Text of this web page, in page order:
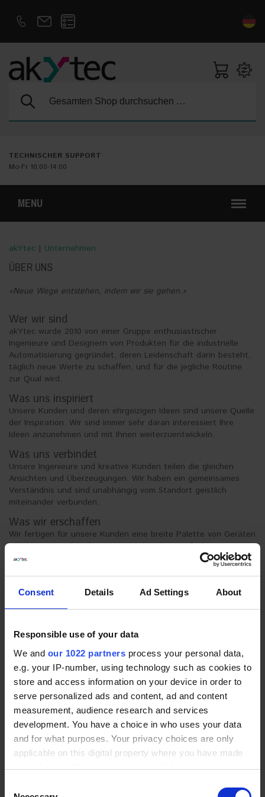
Consent Details Ad Settings About
Responsible use of your data
We and our 1022 partners process your personal data,
e.g. your IP-number, using technology such as cookies to
store and access information on your device in order to
serve personalized ads and content, ad and content
measurement, audience research and services
development. You have a choice in who uses your data
and for what purposes. Your privacy choices are only
applicable on this digital property where you have made
your choices. You can change or withdraw your consent
Suche:
TECHNISCHER SUPPORT
Mo-Fr 10:00-14:00
MENU
akYtec | Unternehmen
ÜBER UNS
«Neue Wege entstehen, indem wir sie gehen.»
Wer wir sind
akYtec wurde 2010 von einer Gruppe enthusiastischer
Ingenieure und Designern von Produkten für die industrielle
Automatisierung gegründet, deren Leidenschaft darin besteht,
täglich neue Werte zu schaffen, und für die jegliche Routine
zur Qual wird.
Was uns inspiriert
Unsere Kunden und deren ehrgeizigen Ideen sind unsere Quelle
der Inspiration. Wir sind immer sehr daran interessiert Ihre
Ideen anzunehmen und mit Ihnen weiterzuentwickeln.
Was uns verbindet
Unsere Ingenieure und kreative Kunden teilen die gleichen
Ansichten und Überzeugungen. Wir haben ein gemeinsames
Verständnis und sind unabhängig vom Standort geistlich
miteinander verbunden.
Was wir erschaffen
Wir fertigen für unsere Kunden eine breite Palette von Geräten
zur Umsetzung ihrer kreativen, technischen Aufgaben im
Bereich der Industrieautomation.
Wir kooperieren mit vielen namhaften und professionellen
Distributoren und Systemintegratoren in verschiedenen